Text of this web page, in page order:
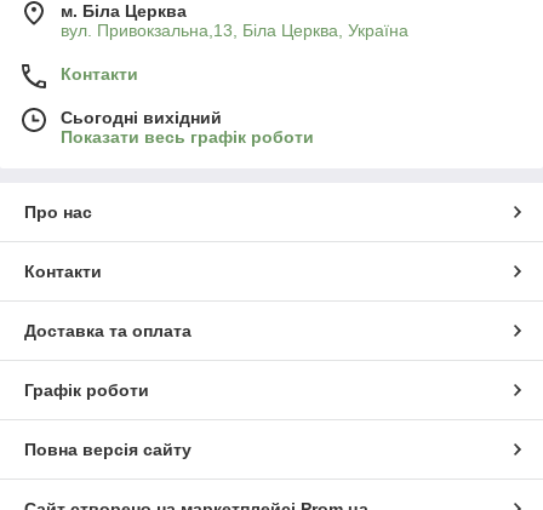
м. Біла Церква
вул. Привокзальна,13, Біла Церква, Україна
Контакти
Сьогодні вихідний
Показати весь графік роботи
Про нас
Контакти
Доставка та оплата
Графік роботи
Повна версія сайту